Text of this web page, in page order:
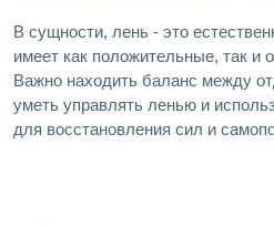
В сущности, лень - это
имеет как положительные, так и
Важно находить баланс между
уметь управлять ленью и
для восстановления сил и